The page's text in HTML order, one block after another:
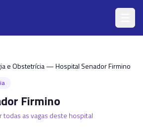
e Obstetrícia — Hospital Senador Firmino
Firmino
todas as vagas deste hospital